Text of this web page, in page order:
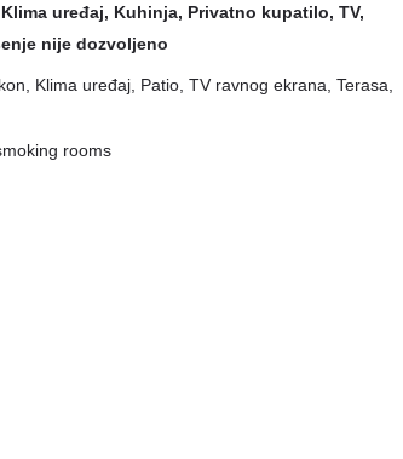
uređaj, Kuhinja, Privatno kupatilo, TV,
nije dozvoljeno
Klima uređaj, Patio, TV ravnog ekrana, Terasa,
rooms